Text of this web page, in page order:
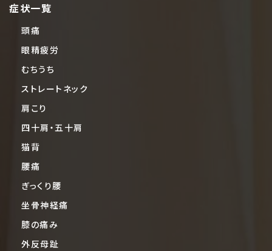
症状一覧
頭痛
眼精疲労
むちうち
ストレートネック
肩こり
四十肩・五十肩
猫背
腰痛
ぎっくり腰
坐骨神経痛
膝の痛み
外反母趾